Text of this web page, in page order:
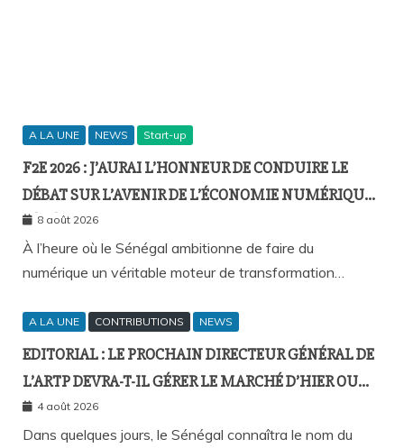
A LA UNE NEWS Start-up
F2E 2026 : J’AURAI L’HONNEUR DE CONDUIRE LE
DÉBAT SUR L’AVENIR DE L’ÉCONOMIE NUMÉRIQUE
SÉNÉGALAISE
8 août 2026
À l’heure où le Sénégal ambitionne de faire du
numérique un véritable moteur de transformation…
A LA UNE CONTRIBUTIONS NEWS
EDITORIAL : LE PROCHAIN DIRECTEUR GÉNÉRAL DE
L’ARTP DEVRA-T-IL GÉRER LE MARCHÉ D’HIER OU
CELUI DE DEMAIN ?
4 août 2026
Dans quelques jours, le Sénégal connaîtra le nom du